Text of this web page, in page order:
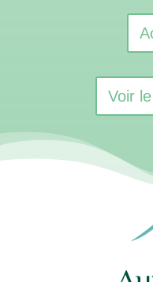
Voir